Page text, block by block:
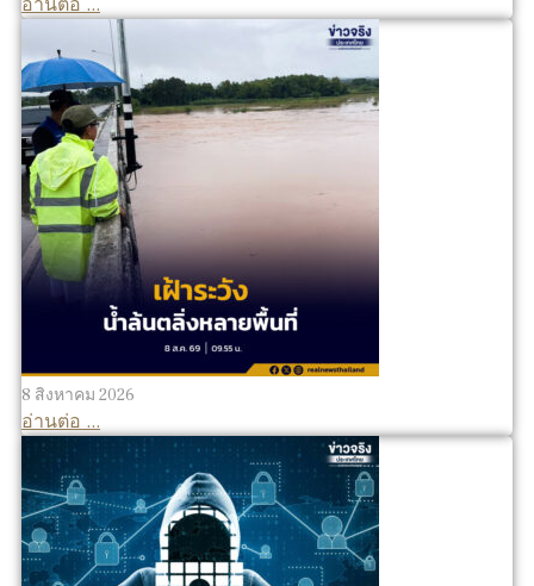
8 สิงหาคม 2026
อ่านต่อ ...